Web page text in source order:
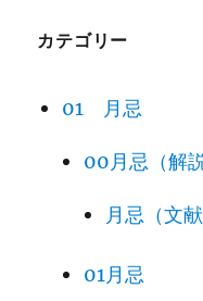
カテゴリー
01 月忌
00月忌（解説
月忌（文
01月忌